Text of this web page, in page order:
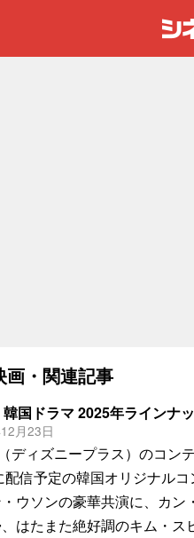
画・関連記事
国ドラマ 2025年ラインナ
月23日
ディズニープラス）のコン
配信予定の韓国オリジナル
ウソンの豪華共演に、カ
はたまた絶好調のキム・